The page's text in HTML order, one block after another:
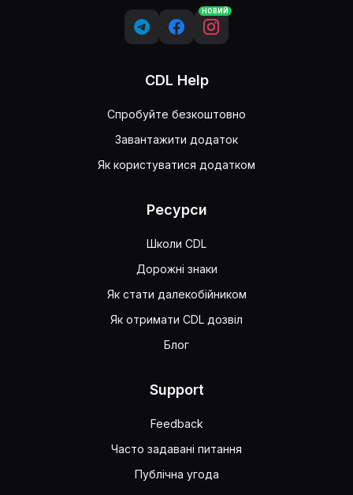
НОВИЙ
CDL Help
Спробуйте безкоштовно
Завантажити додаток
Як користуватися додатком
Ресурси
Школи CDL
Дорожні знаки
Як стати далекобійником
Як отримати CDL дозвіл
Блог
Support
Feedback
Часто задавані питання
Публічна угода